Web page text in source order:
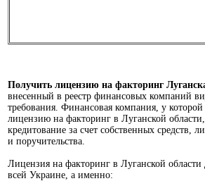
Получить лицензию на факторинг
внесенный в реестр финансовых компаний
требования. Финансовая компания, у
лицензию на факторинг в Луганской
кредитование за счет собственных средств,
и поручительства.
Лицензия на факторинг в Луганской
всей Украине, а именно: